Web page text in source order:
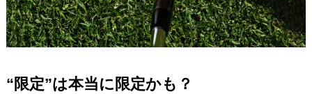
“限定”は本当に限定かも？